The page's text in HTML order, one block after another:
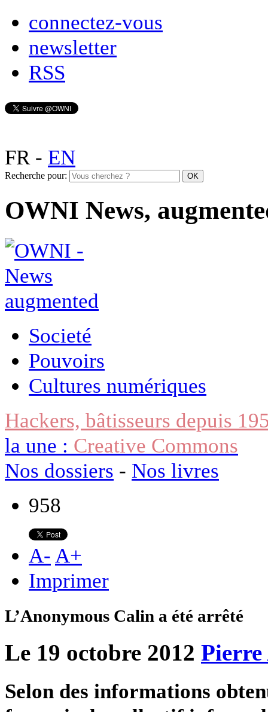
connectez-vous
newsletter
RSS
FR- EN
Recherche pour:
OWNI News,
Societé
Pouvoirs
Cultures numériques
Hackers, bâtisseurs depuis
la une : Creative Commons
Nos dossiers - Nos livres
958
A- A+
Imprimer
L’Anonymous Calin a été arrêté
Le 19 octobre 2012 Pierre
Selon des informations